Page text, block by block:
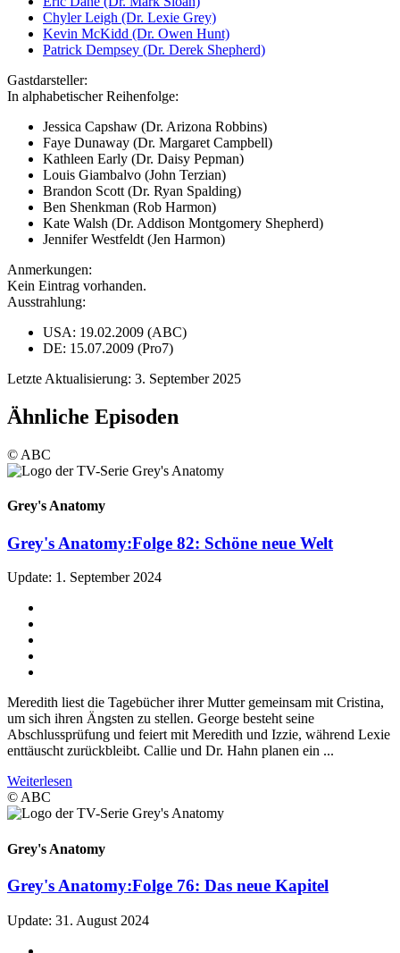
Chyler Leigh (Dr. Lexie Grey)
Kevin McKidd (Dr. Owen Hunt)
Patrick Dempsey (Dr. Derek Shepherd)
Gastdarsteller:
In alphabetischer Reihenfolge:
Jessica Capshaw (Dr. Arizona Robbins)
Faye Dunaway (Dr. Margaret Campbell)
Kathleen Early (Dr. Daisy Pepman)
Louis Giambalvo (John Terzian)
Brandon Scott (Dr. Ryan Spalding)
Ben Shenkman (Rob Harmon)
Kate Walsh (Dr. Addison Montgomery Shepherd)
Jennifer Westfeldt (Jen Harmon)
Anmerkungen:
Kein Eintrag vorhanden.
Ausstrahlung:
USA: 19.02.2009 (ABC)
DE: 15.07.2009 (Pro7)
Letzte Aktualisierung: 3. September 2025
Ähnliche Episoden
© ABC
Grey's Anatomy
Grey's Anatomy:Folge 82: Schöne neue Welt
Update: 1. September 2024
Meredith liest die Tagebücher ihrer Mutter gemeinsam mit Cristina,
um sich ihren Ängsten zu stellen. George besteht seine
Abschlussprüfung und feiert mit Meredith und Izzie, während Lexie
enttäuscht zurückbleibt. Callie und Dr. Hahn planen ein ...
Weiterlesen
© ABC
Grey's Anatomy
Grey's Anatomy:Folge 76: Das neue Kapitel
Update: 31. August 2024